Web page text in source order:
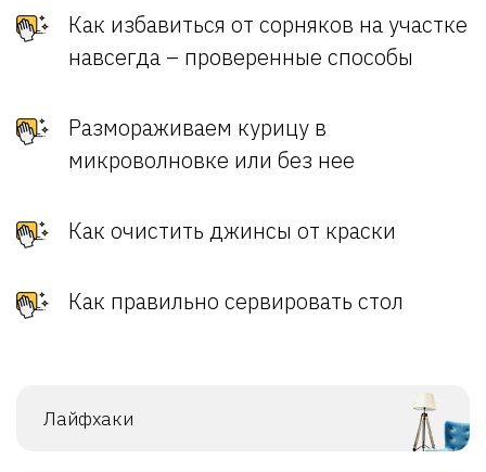
Как избавиться от сорняков на участке
навсегда – проверенные способы
Размораживаем курицу в
микроволновке или без нее
Как очистить джинсы от краски
Как правильно сервировать стол
Лайфхаки